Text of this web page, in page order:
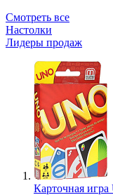
Смотреть все
Настолки
Лидеры продаж
Карточная